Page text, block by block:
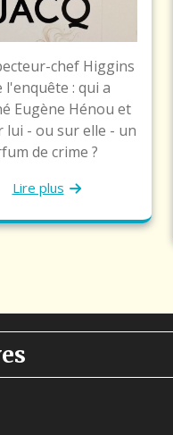
chef Higgins
l'enquête : qui a
Eugène Hénou et
lui - ou sur elle - un
de crime ?
Lire plus